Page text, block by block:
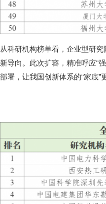
从科研机构榜单看，企业型研
新导向。此次扩容，精准呼应“
部署，让我国创新体系的“家底”